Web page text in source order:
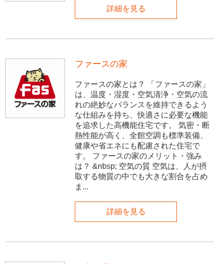
詳細を見る
ファースの家
ファースの家とは？ 「ファースの家」
は、温度・湿度・空気清浄・空気の流
れの絶妙なバランスを維持できるよう
な仕組みを持ち、快適さに必要な機能
を追求した高機能住宅です。 気密・断
熱性能が高く、全館空調も標準装備、
健康や省エネにも配慮された住宅で
す。 ファースの家のメリット・強み
は？ &nbsp; 空気の質 空気は、人が摂
取する物質の中でも大きな割合を占め
ま...
詳細を見る